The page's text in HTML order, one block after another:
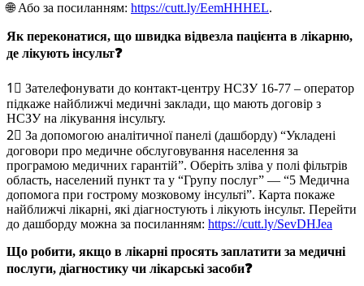
🌐 Або за посиланням: https://cutt.ly/EemHHHEL.
Як переконатися, що швидка відвезла пацієнта в лікарню,
де лікують інсульт❓
1⃣ Зателефонувати до контакт-центру НСЗУ 16-77 – оператор
підкаже найближчі медичні заклади, що мають договір з
НСЗУ на лікування інсульту.
2⃣ За допомогою аналітичної панелі (дашборду) “Укладені
договори про медичне обслуговування населення за
програмою медичних гарантій”. Оберіть зліва у полі фільтрів
область, населений пункт та у “Групу послуг” — “5 Медична
допомога при гострому мозковому інсульті”. Карта покаже
найближчі лікарні, які діагностують і лікують інсульт. Перейти
до дашборду можна за посиланням: https://cutt.ly/SevDHJea
Що робити, якщо в лікарні просять заплатити за медичні
послуги, діагностику чи лікарські засоби❓